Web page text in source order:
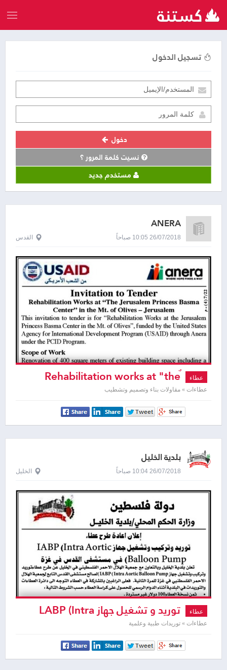
تسجيل الدخول
دخول
نسيت كلمة المرور ؟
مستخدم جديد
ANERA
26/07/2018 10:05 صباحاً القدس
عطاء ٌRehabilitation works at "the
Jerusalem Princess Basma Center "
عطاءات » مقاولات بناء وتصميم وتشطيب
بلدية الخليل
26/07/2018 10:04 صباحاً الخليل
عطاء توريد و تشغيل جهاز LABP (Intra
Aortic Balloon Pump).d
عطاءات » توريدات طبية وعلمية